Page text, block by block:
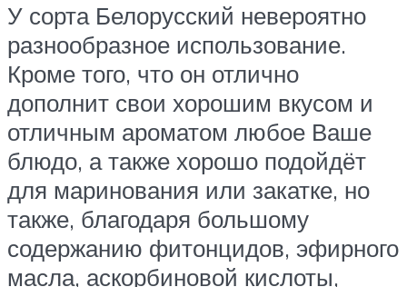
У сорта Белорусский невероятно
разнообразное использование.
Кроме того, что он отлично
дополнит свои хорошим вкусом и
отличным ароматом любое Ваше
блюдо, а также хорошо подойдёт
для маринования или закатке, но
также, благодаря большому
содержанию фитонцидов, эфирного
масла, аскорбиновой кислоты,